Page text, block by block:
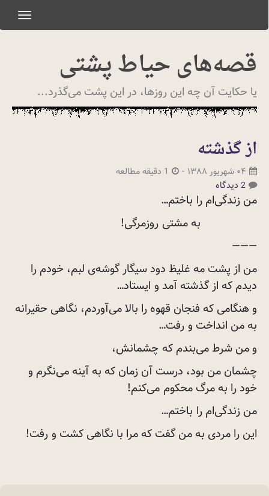
قصه‌های حیاط پشتی
یا حکایت آن چه این روزها، در این پشت می‌گذرد...
از گذشته
۰۴ شهریور ۱۳۸۸ -
1 دقیقه مطالعه
2 دیدگاه
من زندگی‌ام را باختم…
به مشتی روز‌مرگی!
———
من از پشت مه غلیظ دود سیگار گوشه‌ی لبم، خودم را
دیدم که از گذشته آمد و ایستاد…
و هنگامی که فنجان قهوه را بالا می‌آوردم، نگاهی حقیرانه
به من انداخت و رفت…
و من شرط می‌بندم که چشمانش،
چشمان من بود، درست آن زمان که به آینه می‌نگرم و
خود را به مرگ محکوم می‌کنم!
من زندگی‌ام را باختم…
این را مردی به من گفت که مرا با نگاهی کشت و رفت!